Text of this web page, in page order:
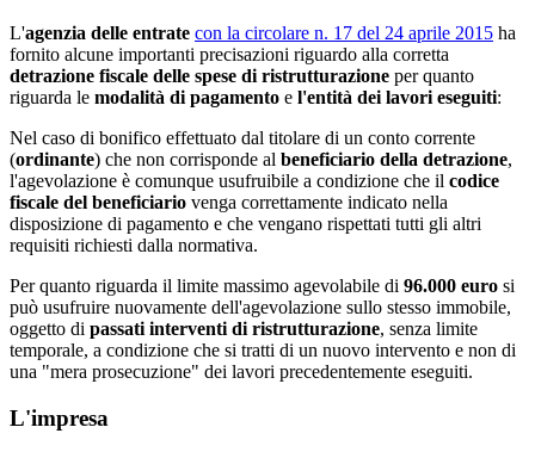
L'agenzia delle entrate con la circolare n. 17 del 24 aprile 2015 ha
fornito alcune importanti precisazioni riguardo alla corretta
detrazione fiscale delle spese di ristrutturazione per quanto
riguarda le modalità di pagamento e l'entità dei lavori eseguiti:
Nel caso di bonifico effettuato dal titolare di un conto corrente
(ordinante) che non corrisponde al beneficiario della detrazione,
l'agevolazione è comunque usufruibile a condizione che il codice
fiscale del beneficiario venga correttamente indicato nella
disposizione di pagamento e che vengano rispettati tutti gli altri
requisiti richiesti dalla normativa.
Per quanto riguarda il limite massimo agevolabile di 96.000 euro si
può usufruire nuovamente dell'agevolazione sullo stesso immobile,
oggetto di passati interventi di ristrutturazione, senza limite
temporale, a condizione che si tratti di un nuovo intervento e non di
una "mera prosecuzione" dei lavori precedentemente eseguiti.
L'impresa